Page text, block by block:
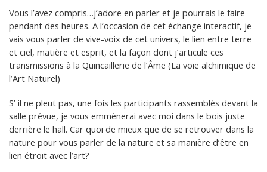
Vous l’avez compris…j’adore en parler et je pourrais le faire
pendant des heures. A l’occasion de cet échange interactif, je
vais vous parler de vive-voix de cet univers, le lien entre terre
et ciel, matière et esprit, et la façon dont j’articule ces
transmissions à la Quincaillerie de l’Âme (La voie alchimique de
l’Art Naturel)
S’ il ne pleut pas, une fois les participants rassemblés devant la
salle prévue, je vous emmènerai avec moi dans le bois juste
derrière le hall. Car quoi de mieux que de se retrouver dans la
nature pour vous parler de la nature et sa manière d’être en
lien étroit avec l’art?